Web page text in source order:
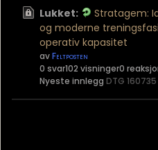
Lukket:
Stratagem:
og moderne
operativ kapasitet
avFeltposten
0 svar102 visninger0
Nyeste innlegg DTG